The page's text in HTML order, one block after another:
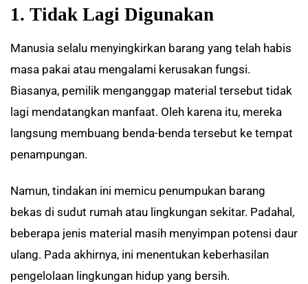
1. Tidak Lagi Digunakan
Manusia selalu menyingkirkan barang yang telah habis
masa pakai atau mengalami kerusakan fungsi.
Biasanya, pemilik menganggap material tersebut tidak
lagi mendatangkan manfaat. Oleh karena itu, mereka
langsung membuang benda-benda tersebut ke tempat
penampungan.
Namun, tindakan ini memicu penumpukan barang
bekas di sudut rumah atau lingkungan sekitar. Padahal,
beberapa jenis material masih menyimpan potensi daur
ulang. Pada akhirnya, ini menentukan keberhasilan
pengelolaan lingkungan hidup yang bersih.